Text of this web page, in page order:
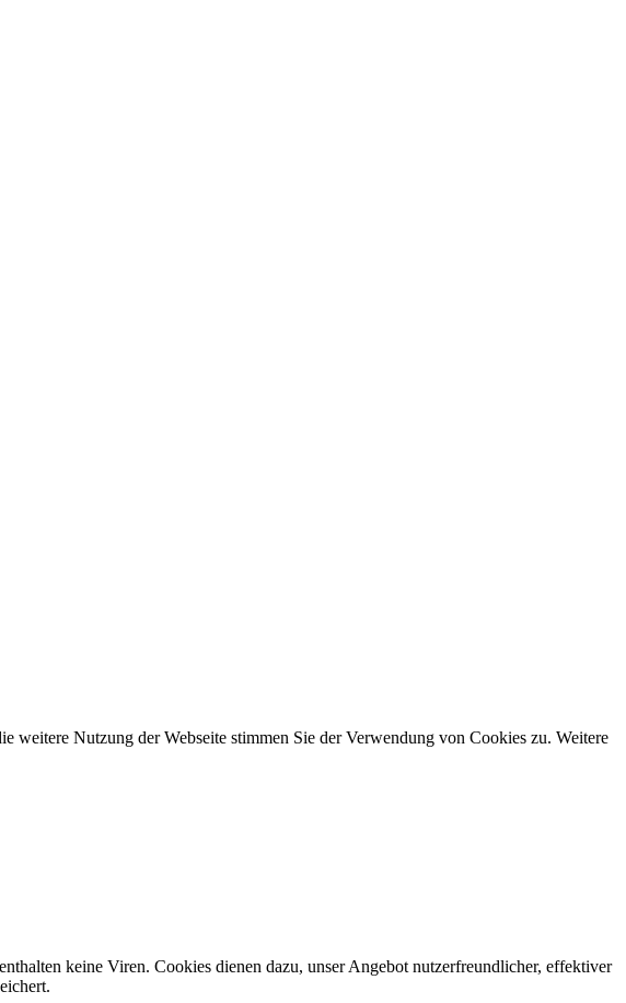
weitere Nutzung der Webseite stimmen Sie der Verwendung von Cookies zu. Weitere
keine Viren. Cookies dienen dazu, unser Angebot nutzerfreundlicher, effektiver